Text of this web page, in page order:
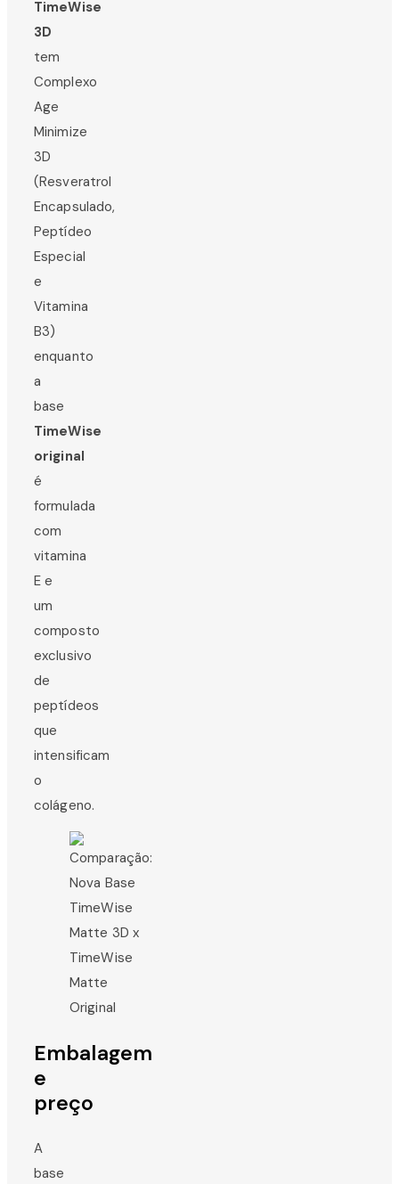
TimeWise
3D
tem
Complexo
Age
Minimize
3D
(Resveratrol
Encapsulado,
Peptídeo
Especial
e
Vitamina
B3)
enquanto
a
base
TimeWise
original
é
formulada
com
vitamina
E e
um
composto
exclusivo
de
peptídeos
que
intensificam
o
colágeno.
Embalagem
e
preço
A
base